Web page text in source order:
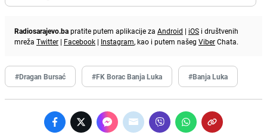
Radiosarajevo.bapratite putem aplikacije za Android | iOS i društvenih
mreža Twitter | Facebook | Instagram, kao i putem našeg ViberChata.
#Dragan Bursać #FK Borac Banja Luka #Banja Luka